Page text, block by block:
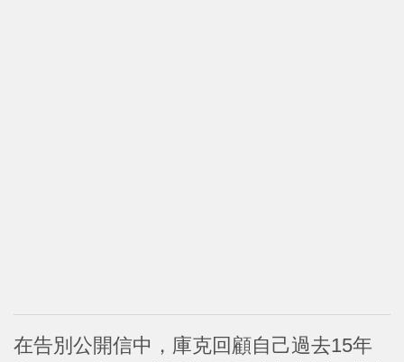
在告別公開信中，庫克回顧自己過去15年